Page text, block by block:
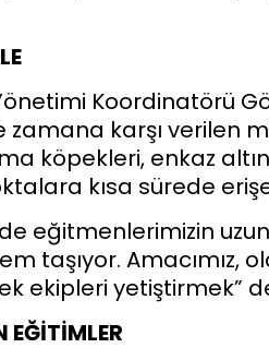
Koordinatörü
karşı verilen
köpekleri, enkaz
kısa sürede
eğitmenlerimizin
Amacımız,
ekipleri yetiştirmek”
EĞİTİMLER